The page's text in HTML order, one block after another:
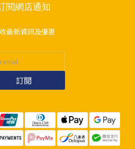
閱網店通知
最新資訊及優惠
訂閱